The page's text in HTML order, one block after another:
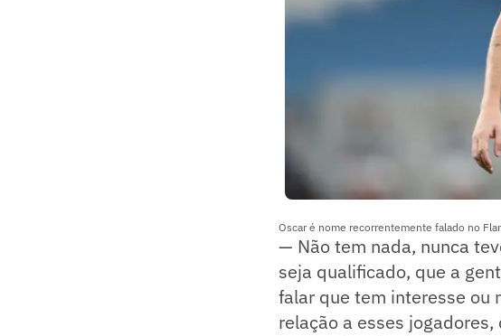
Oscar é nome recorrentemente falado no
— Não tem nada, nunca
seja qualificado, que a
falar que tem interesse ou
relação a esses